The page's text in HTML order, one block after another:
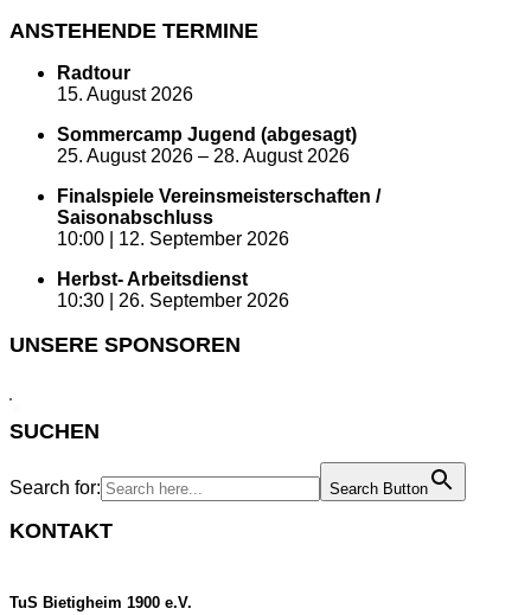
ANSTEHENDE TERMINE
Radtour
15. August 2026
Sommercamp Jugend (abgesagt)
25. August 2026 – 28. August 2026
Finalspiele Vereinsmeisterschaften /
Saisonabschluss
10:00 | 12. September 2026
Herbst- Arbeitsdienst
10:30 | 26. September 2026
UNSERE SPONSOREN
SUCHEN
Search for: Search Button
KONTAKT
TuS Bietigheim 1900 e.V.